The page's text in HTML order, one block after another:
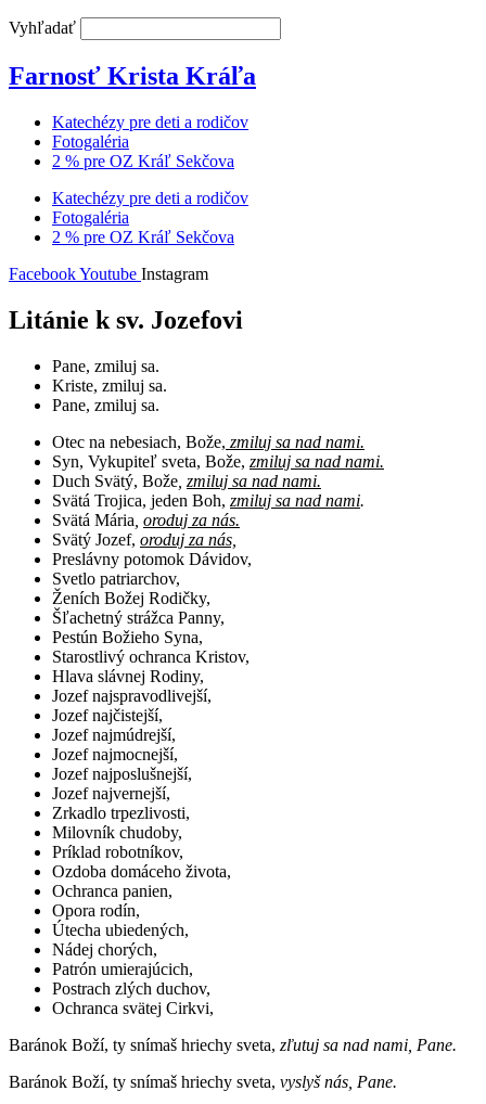
Vyhľadať
Farnosť Krista Kráľa
Katechézy pre deti a rodičov
Fotogaléria
2 % pre OZ Kráľ Sekčova
Katechézy pre deti a rodičov
Fotogaléria
2 % pre OZ Kráľ Sekčova
FacebookYoutube Instagram
Litánie k sv. Jozefovi
Pane, zmiluj sa.
Kriste, zmiluj sa.
Pane, zmiluj sa.
Otec na nebesiach, Bože, zmiluj sa nad nami.
Syn, Vykupiteľ sveta, Bože, zmiluj sa nad nami.
Duch Svätý, Bože zmiluj sa nad nami.
Svätá Trojica, jeden Boh, zmiluj sa nad nami.
Svätá Mária oroduj za nás.
Svätý Jozef, oroduj za nás,
Preslávny potomok Dávidov,
Svetlo patriarchov,
Ženích Božej Rodičky,
Šľachetný strážca Panny,
Pestún Božieho Syna,
Starostlivý ochranca Kristov,
Hlava slávnej Rodiny,
Jozef najspravodlivejší,
Jozef najčistejší,
Jozef najmúdrejší,
Jozef najmocnejší,
Jozef najposlušnejší,
Jozef najvernejší,
Zrkadlo trpezlivosti,
Milovník chudoby,
Príklad robotníkov,
Ozdoba domáceho života,
Ochranca panien,
Opora rodín,
Útecha ubiedených,
Nádej chorých,
Patrón umierajúcich,
Postrach zlých duchov,
Ochranca svätej Cirkvi,
Baránok Boží, ty snímaš hriechy sveta, zľutuj sa nad nami, Pane.
Baránok Boží, ty snímaš hriechy sveta, vyslyš nás, Pane.